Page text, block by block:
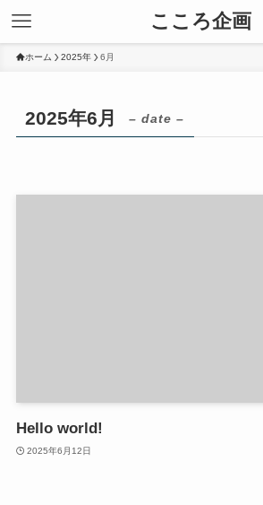
こころ企画
ホーム 2025年 6月
2025年6月 – date –
Hello world!
2025年6月12日